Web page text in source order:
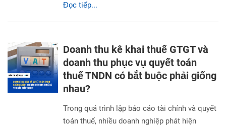
Đọc tiếp...
Doanh thu kê khai thuế GTGT và
doanh thu phục vụ quyết toán
thuế TNDN có bắt buộc phải giống
nhau?
Trong quá trình lập báo cáo tài chính và quyết
toán thuế, nhiều doanh nghiệp phát hiện